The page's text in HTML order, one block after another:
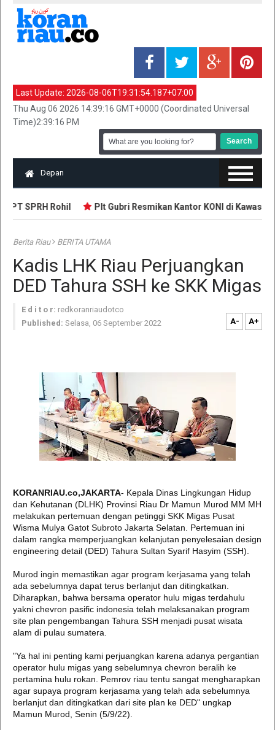
Last Update: 2026-08-06T19:31:54.187+07:00
Thu Aug 06 2026 14:39:16 GMT+0000 (Coordinated Universal
Time)2:39:16 PM
Depan
PT SPRH Rohil Plt Gubri Resmikan Kantor KONI di Kawasan
Berita Riau BERITA UTAMA
Kadis LHK Riau Perjuangkan
DED Tahura SSH ke SKK Migas
E d i t o r: redkoranriaudotco
Published: Selasa, 06 September 2022 A- A+
KORANRIAU.co,JAKARTA- Kepala Dinas Lingkungan Hidup
dan Kehutanan (DLHK) Provinsi Riau Dr Mamun Murod MM MH
melakukan pertemuan dengan petinggi SKK Migas Pusat
Wisma Mulya Gatot Subroto Jakarta Selatan. Pertemuan ini
dalam rangka memperjuangkan kelanjutan penyelesaian design
engineering detail (DED) Tahura Sultan Syarif Hasyim (SSH).
Murod ingin memastikan agar program kerjasama yang telah
ada sebelumnya dapat terus berlanjut dan ditingkatkan.
Diharapkan, bahwa bersama operator hulu migas terdahulu
yakni chevron pasific indonesia telah melaksanakan program
site plan pengembangan Tahura SSH menjadi pusat wisata
alam di pulau sumatera.
"Ya hal ini penting kami perjuangkan karena adanya pergantian
operator hulu migas yang sebelumnya chevron beralih ke
pertamina hulu rokan. Pemrov riau tentu sangat mengharapkan
agar supaya program kerjasama yang telah ada sebelumnya
berlanjut dan ditingkatkan dari site plan ke DED" ungkap
Mamun Murod, Senin (5/9/22).